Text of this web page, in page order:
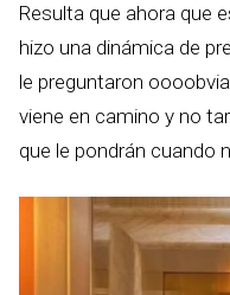
Resulta que ahora que
hizo una dinámica de
le preguntaron
viene en camino y no
que le pondrán cuando